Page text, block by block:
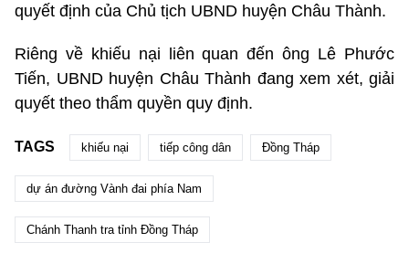
quyết định của Chủ tịch UBND huyện Châu Thành.
Riêng về khiếu nại liên quan đến ông Lê Phước
Tiến, UBND huyện Châu Thành đang xem xét, giải
quyết theo thẩm quyền quy định.
TAGS khiếu nại tiếp công dân Đồng Tháp
dự án đường Vành đai phía Nam
Chánh Thanh tra tỉnh Đồng Tháp